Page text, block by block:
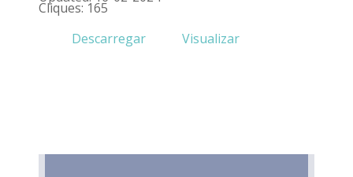
Cliques: 165
Descarregar
Visualizar